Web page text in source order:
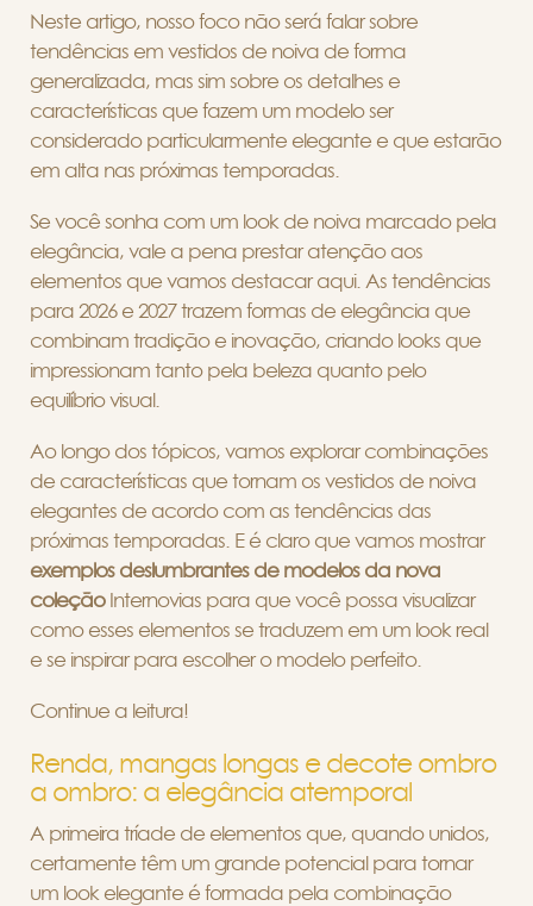
Neste artigo, nosso foco não será falar sobre
tendências em vestidos de noiva de forma
generalizada, mas sim sobre os detalhes e
características que fazem um modelo ser
considerado particularmente elegante e que estarão
em alta nas próximas temporadas.
Se você sonha com um look de noiva marcado pela
elegância, vale a pena prestar atenção aos
elementos que vamos destacar aqui. As tendências
para 2026 e 2027 trazem formas de elegância que
combinam tradição e inovação, criando looks que
impressionam tanto pela beleza quanto pelo
equilíbrio visual.
Ao longo dos tópicos, vamos explorar combinações
de características que tornam os vestidos de noiva
elegantes de acordo com as tendências das
próximas temporadas. E é claro que vamos mostrar
exemplos deslumbrantes de modelos da nova
coleçãoInternovias para que você possa visualizar
como esses elementos se traduzem em um look real
e se inspirar para escolher o modelo perfeito.
Continue a leitura!
Renda, mangas longas e decote ombro
a ombro: a elegância atemporal
A primeira tríade de elementos que, quando unidos,
certamente têm um grande potencial para tornar
um look elegante é formada pela combinação